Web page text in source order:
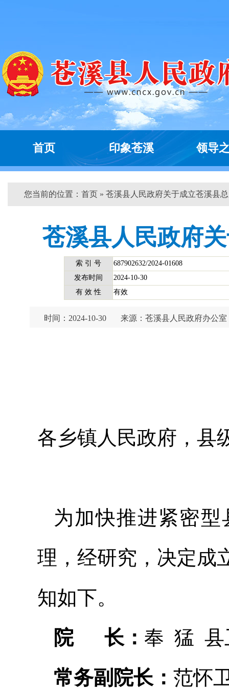
首页 印象苍溪 领导
您当前的位置： 首页 » 苍溪县人民政府关于成立苍溪县
苍溪县人民政府
索 引 号
687902632/2024-01608
发布时间
2024-10-30
有 效 性
有效
时间：2024-10-30 来源：苍溪县人民政府办公室
各乡镇人民政府，县
为加快推进紧密
理，经研究，决定成
知如下。
院 长： 奉 猛 县
常务副院长： 范怀